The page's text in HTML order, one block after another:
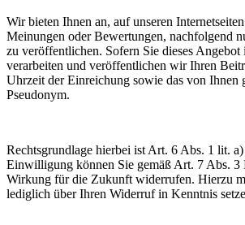
Wir bieten Ihnen an, auf unseren
Meinungen oder Bewertungen, nachfolgend
zu veröffentlichen. Sofern Sie dieses Angebot
verarbeiten und veröffentlichen wir Ihren
Uhrzeit der Einreichung sowie das von Ihnen
Pseudonym.
Rechtsgrundlage hierbei ist Art. 6 Abs. 1 lit.
Einwilligung können Sie gemäß Art. 7 Abs.
Wirkung für die Zukunft widerrufen. Hierzu
lediglich über Ihren Widerruf in Kenntnis